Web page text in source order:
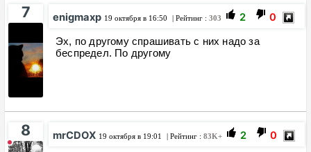
7 enigmaxp 19 октября в 16:50 | Рейтинг : 303 2 0
Эх, по другому спрашивать с них надо за
беспредел. По другому
8 mrCDOX 19 октября в 19:01 | Рейтинг : 83K+ 2 0